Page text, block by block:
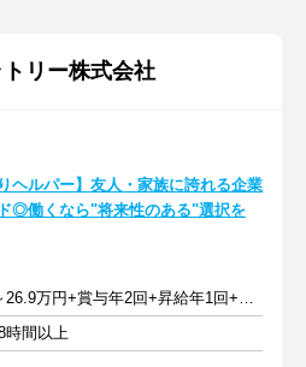
リー株式会社
りヘルパー】友人・家族に誇れる企業
◎働くなら"将来性のある"選択を
月給25.9～26.9万円+賞与年2回+昇給年1回+交通費全額
時間以上